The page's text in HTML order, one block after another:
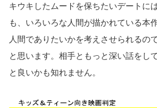
キウキしたムードを保ちたいデートに
も、いろいろな人間が描かれている本
人間でありたいかを考えさせられるの
と思います。相手ともっと深い話をし
と良いかも知れません。